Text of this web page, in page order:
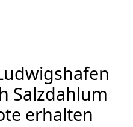
Salzdahlum
erhalten